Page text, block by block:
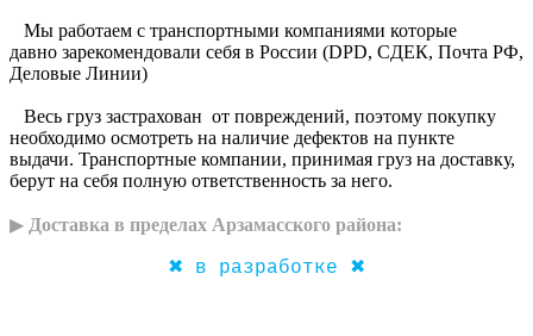
Мы работаем с транспортными компаниями которые
давно зарекомендовали себя в России (DPD, CДЕК, Почта РФ,
Деловые Линии)
Весь груз застрахован от повреждений, поэтому покупку
необходимо осмотреть на наличие дефектов на пункте
выдачи. Транспортные компании, принимая груз на доставку,
берут на себя полную ответственность за него.
▶ Доставка в пределах Арзамасского района:
✖ в разработке ✖